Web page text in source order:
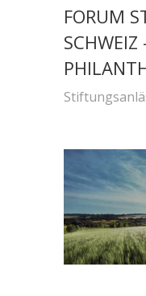
FORUM
SCHWEIZ